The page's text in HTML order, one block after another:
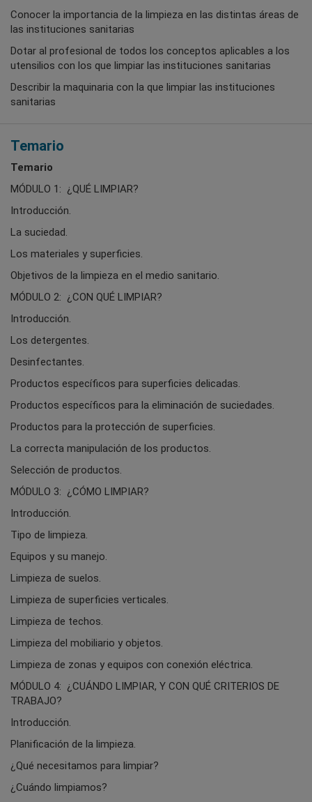
Conocer la importancia de la limpieza en las distintas áreas de
las instituciones sanitarias
Dotar al profesional de todos los conceptos aplicables a los
utensilios con los que limpiar las instituciones sanitarias
Describir la maquinaria con la que limpiar las instituciones
sanitarias
Temario
Temario
MÓDULO 1: ¿QUÉ LIMPIAR?
Introducción.
La suciedad.
Los materiales y superficies.
Objetivos de la limpieza en el medio sanitario.
MÓDULO 2: ¿CON QUÉ LIMPIAR?
Introducción.
Los detergentes.
Desinfectantes.
Productos específicos para superficies delicadas.
Productos específicos para la eliminación de suciedades.
Productos para la protección de superficies.
La correcta manipulación de los productos.
Selección de productos.
MÓDULO 3: ¿CÓMO LIMPIAR?
Introducción.
Tipo de limpieza.
Equipos y su manejo.
Limpieza de suelos.
Limpieza de superficies verticales.
Limpieza de techos.
Limpieza del mobiliario y objetos.
Limpieza de zonas y equipos con conexión eléctrica.
MÓDULO 4: ¿CUÁNDO LIMPIAR, Y CON QUÉ CRITERIOS DE
TRABAJO?
Introducción.
Planificación de la limpieza.
¿Qué necesitamos para limpiar?
¿Cuándo limpiamos?